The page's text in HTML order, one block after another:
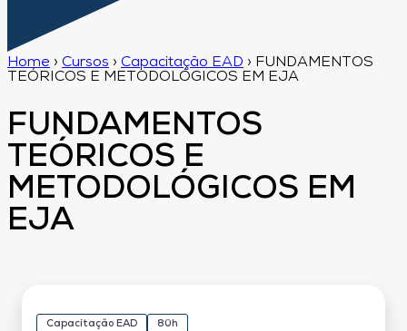
Home › Cursos › Capacitação EAD › FUNDAMENTOS
TEÓRICOS E METODOLÓGICOS EM EJA
FUNDAMENTOS
TEÓRICOS E
METODOLÓGICOS EM
EJA
Capacitação EAD 80h